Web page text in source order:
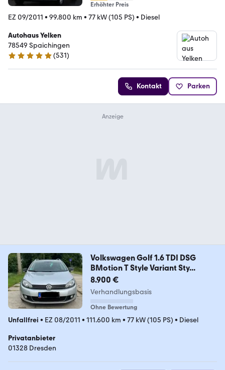
Erhöhter Preis
EZ 09/2011 • 99.800 km • 77 kW (105 PS) • Diesel
Autohaus Yelken
78549 Spaichingen
5 Sterne
(531)
Kontakt Parken
Volkswagen Golf 1.6 TDI DSG
BMotion T Style Variant Sty...
8.900 €
Verhandlungsbasis
Ohne Bewertung
Unfallfrei • EZ 08/2011 • 111.600 km • 77 kW (105 PS) • Diesel
Privatanbieter
01328 Dresden